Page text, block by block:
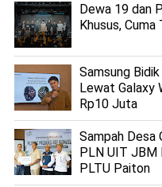
Dewa 19 dan
Khusus,
Samsung
Lewat Galaxy
Rp10 Juta
Sampah Desa
PLN UIT JBM
PLTU Paiton